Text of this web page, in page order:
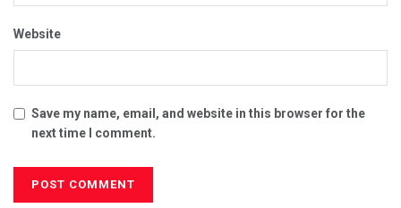
Website
Save my name, email, and website in this browser for the
next time I comment.